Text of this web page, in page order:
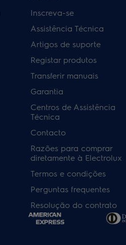
Inscreva-se
Assistência Técnica
Artigos de suporte
Registar produtos
Transferir manuais
Garantia
Centros de Assistência
Técnica
Contacto
Razões para comprar
diretamente à Electrolux
Termos e condições
Perguntas frequentes
Resolução do contrato